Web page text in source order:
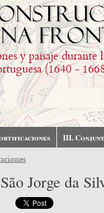
principal
y paisaje durante
(1640 -
III.
Jorge da